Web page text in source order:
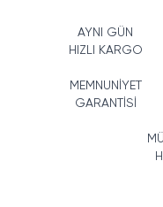
AYNI GÜN
HIZLI KARGO
MEMNUNİYET
GARANTİSİ